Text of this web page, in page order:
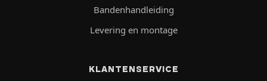
Bandenhandleiding
Levering en montage
KLANTENSERVICE